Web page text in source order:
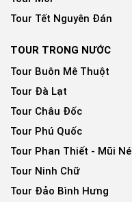
Tour Tết Nguyên Đán
TOUR TRONG NƯỚC
Tour Buôn Mê Thuột
Tour Đà Lạt
Tour Châu Đốc
Tour Phú Quốc
Tour Phan Thiết - Mũi Né
Tour Ninh Chữ
Tour Đảo Bình Hưng